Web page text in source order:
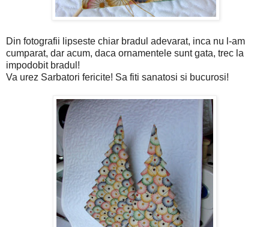
Din fotografii lipseste chiar bradul adevarat, inca nu l-am
cumparat, dar acum, daca ornamentele sunt gata, trec la
impodobit bradul!
Va urez Sarbatori fericite! Sa fiti sanatosi si bucurosi!